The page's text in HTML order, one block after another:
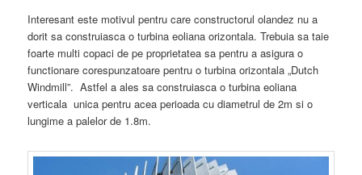
Interesant este motivul pentru care constructorul olandez nu a
dorit sa construiasca o turbina eoliana orizontala. Trebuia sa taie
foarte multi copaci de pe proprietatea sa pentru a asigura o
functionare corespunzatoare pentru o turbina orizontala „Dutch
Windmill”. Astfel a ales sa construiasca o turbina eoliana
verticala unica pentru acea perioada cu diametrul de 2m si o
lungime a palelor de 1.8m.